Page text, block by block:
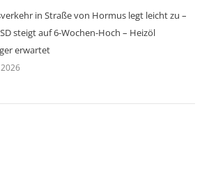
in Straße von Hormus legt leicht zu –
steigt auf 6-Wochen-Hoch – Heizöl
erwartet
2026